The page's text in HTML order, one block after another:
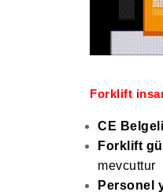
Forklift
CE
Forklift
mevcuttur
Personel